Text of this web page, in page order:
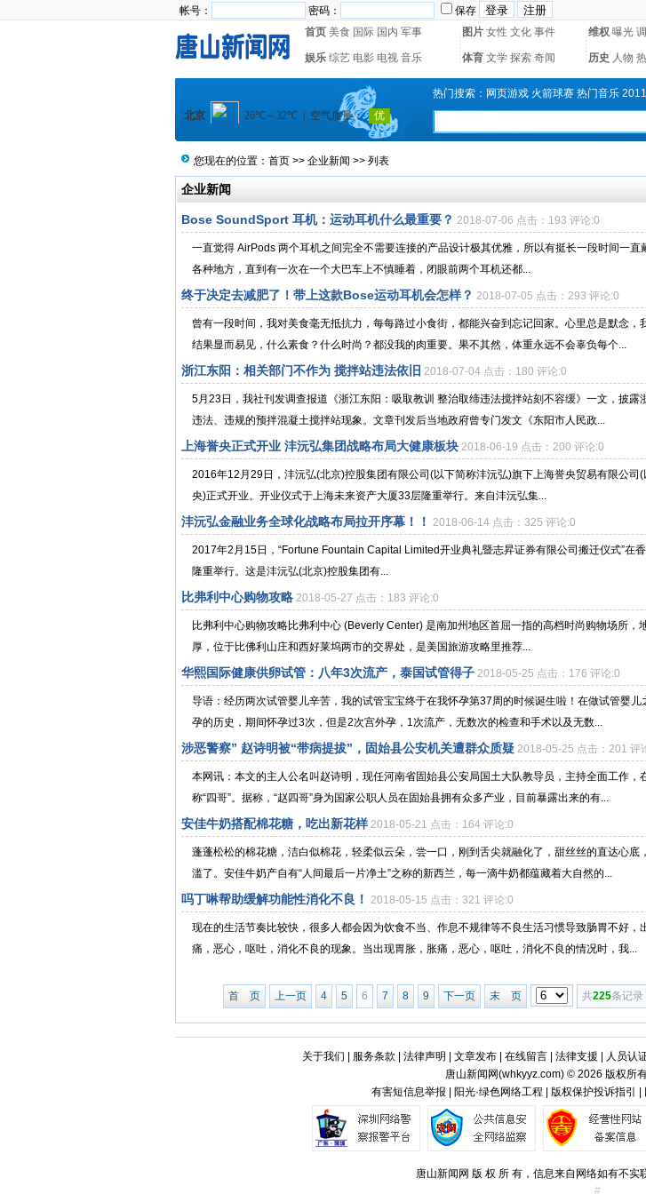
帐号： 密码： 保存
首页 美食 国际 国内 军事 图片 女性 文化 事件 维权 曝光
娱乐 综艺 电影 电视 音乐 体育 文学 探索 奇闻 历史 人物
热门搜索： 网页游戏 火箭球赛 热门音乐
您现在的位置： 首页 >> 企业新闻 >> 列表
企业新闻
Bose SoundSport 耳机：运动耳机什么最重要？ 2018-07-06 点击：193 评论:0
一直觉得 AirPods 两个耳机之间完全不需要连接的产品设计极其优雅，所以有挺长一段时间一直
各种地方，直到有一次在一个大巴车上不慎睡着，闭眼前两个耳机还都...
终于决定去减肥了！带上这款Bose运动耳机会怎样？ 2018-07-05 点击：293 评论:0
曾有一段时间，我对美食毫无抵抗力，每每路过小食街，都能兴奋到忘记回家。心里总是默念，
结果显而易见，什么素食？什么时尚？都没我的肉重要。果不其然，体重永远不会辜负每个...
浙江东阳：相关部门不作为 搅拌站违法依旧 2018-07-04 点击：180 评论:0
5月23日，我社刊发调查报道《浙江东阳：吸取教训 整治取缔违法搅拌站刻不容缓》一文，披露
违法、违规的预拌混凝土搅拌站现象。文章刊发后当地政府曾专门发文《东阳市人民政...
上海誉央正式开业 沣沅弘集团战略布局大健康板块 2018-06-19 点击：200 评论:0
2016年12月29日，沣沅弘(北京)控股集团有限公司(以下简称沣沅弘)旗下上海誉央贸易有限公司
央)正式开业。开业仪式于上海未来资产大厦33层隆重举行。来自沣沅弘集...
沣沅弘金融业务全球化战略布局拉开序幕！！ 2018-06-14 点击：325 评论:0
2017年2月15日，“Fortune Fountain Capital Limited开业典礼暨志昇证券有限公司搬迁仪式”在
隆重举行。这是沣沅弘(北京)控股集团有...
比弗利中心购物攻略 2018-05-27 点击：183 评论:0
比弗利中心购物攻略比弗利中心 (Beverly Center) 是南加州地区首屈一指的高档时尚购物场所，
厚，位于比佛利山庄和西好莱坞两市的交界处，是美国旅游攻略里推荐...
华熙国际健康供卵试管：八年3次流产，泰国试管得子 2018-05-25 点击：176 评论:0
导语：经历两次试管婴儿辛苦，我的试管宝宝终于在我怀孕第37周的时候诞生啦！在做试管婴儿
孕的历史，期间怀孕过3次，但是2次宫外孕，1次流产，无数次的检查和手术以及无数...
涉恶警察” 赵诗明被“带病提拔”，固始县公安机关遭群众质疑 2018-05-25 点击：201 评
本网讯：本文的主人公名叫赵诗明，现任河南省固始县公安局国土大队教导员，主持全面工作，
称“四哥”。据称，“赵四哥”身为国家公职人员在固始县拥有众多产业，目前暴露出来的有...
安佳牛奶搭配棉花糖，吃出新花样 2018-05-21 点击：164 评论:0
蓬蓬松松的棉花糖，洁白似棉花，轻柔似云朵，尝一口，刚到舌尖就融化了，甜丝丝的直达心底
滥了。安佳牛奶产自有“人间最后一片净土”之称的新西兰，每一滴牛奶都蕴藏着大自然的...
吗丁啉帮助缓解功能性消化不良！ 2018-05-15 点击：321 评论:0
现在的生活节奏比较快，很多人都会因为饮食不当、作息不规律等不良生活习惯导致肠胃不好，
痛，恶心，呕吐，消化不良的现象。当出现胃胀，胀痛，恶心，呕吐，消化不良的情况时，我...
首 页 上一页 4 5 6 7 8 9 下一页 末 页 共225条记录
关于我们 服务条款 法律声明 文章发布| 在线留言| 法律支援 人员认
唐山新闻网(whkyyz.com) © 2026 版权所
有害短信息举报 | 阳光·绿色网络工程 | 版权保护投诉指引
唐山新闻网 版 权 所 有，信息来自网络如有不
#